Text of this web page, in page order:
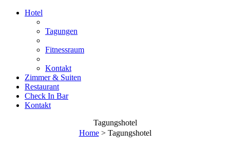
Hotel
Tagungen
Fitnessraum
Kontakt
Zimmer & Suiten
Restaurant
Check In Bar
Kontakt
Tagungshotel
Home> Tagungshotel